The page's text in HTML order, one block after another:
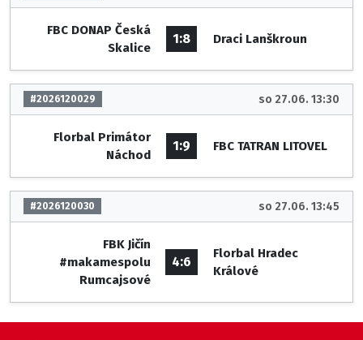
FBC DONAP Česká
Skalice
1:8 Draci Lanškroun
#2026120029 so 27.06. 13:30
Florbal Primátor
Náchod
1:9 FBC TATRAN LITOVEL
#2026120030 so 27.06. 13:45
FBK Jičín
#makamespolu
Rumcajsové
4:6
Florbal Hradec
Králové